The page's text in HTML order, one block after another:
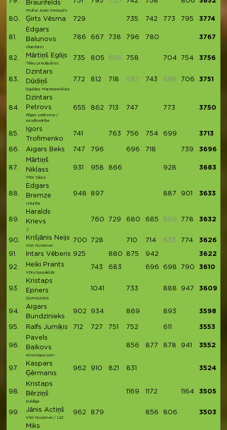
Braunfelds
Moller Auto Ventspils
80. Ģirts Vēsma 729 735 742 773 795 3774
81.
Edgars
Balunovs
Olainfarm
786 667 738 796 780 3767
82. Mārtiņš Eglijs
Tikko precējušies
735 805 665 758 704 754 3756
83.
Dzintars
Dūdiņš
Siguldas Maratona klubs
772 812 718 687 743 698 706 3751
84.
Dzintars
Petrovs
Rīgas satiksme /
Arodbiedrība
655 862 713 747 773 3750
85.
Igors
Trofimenko
741 763 756 754 699 3713
86. Aigars Beks 747 796 696 718 739 3696
87.
Mārtiņš
Niklass
TRX Cēsis
931 958 866 928 3683
88.
Edgars
Bremze
Izturība
948 897 887 901 3633
89.
Haralds
Krievs
:)
760 729 680 685 669 778 3632
90. Krišjānis Neijs
VSK Noskrien
700 728 710 714 633 774 3626
91. Intars Vēberis 925 880 875 942 3622
92. Heiki Prants
Võru Suusaklubi
743 683 696 698 790 3610
93.
Kristaps
Epners
DOMDARIS
1041 733 888 947 3609
94.
Aigars
Bundzinieks
902 934 869 893 3598
95. Ralfs Jumiķis 712 727 751 752 611 3553
96.
Pavels
Baikovs
Kinestape.com
856 877 878 941 3552
97.
Kaspars
Ģērmanis
962 910 821 831 3524
98.
Kristaps
Bērziņš
Kuldīga
1169 1172 1164 3505
99. Jānis Actiņš
VSK Noskrien / LSC
962 879 856 806 3503
Miks